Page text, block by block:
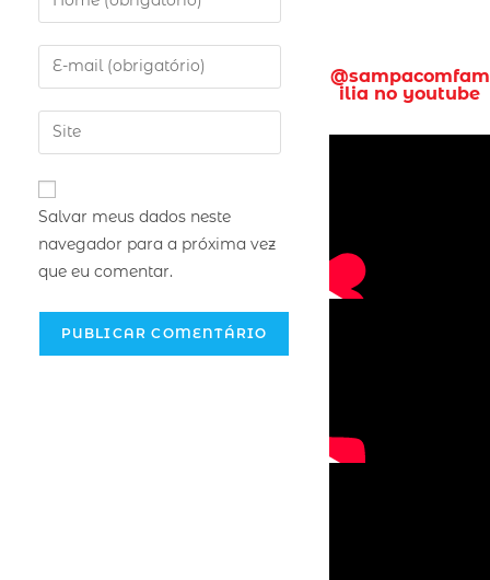
Salvar meus dados neste
navegador para a próxima vez
que eu comentar.
@sampacomfam
ilia no youtube